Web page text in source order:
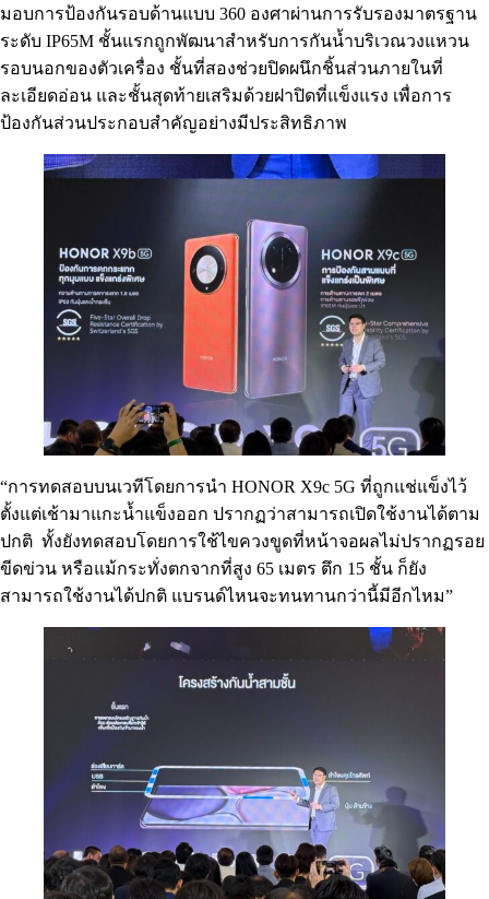
มอบการป้องกันรอบด้านแบบ 360 องศาผ่านการรับรองมาตรฐาน
ระดับ IP65M ชั้นแรกถูกพัฒนาสำหรับการกันน้ำบริเวณวงแหวน
รอบนอกของตัวเครื่อง ชั้นที่สองช่วยปิดผนึกชิ้นส่วนภายในที่
ละเอียดอ่อน และชั้นสุดท้ายเสริมด้วยฝาปิดที่แข็งแรง เพื่อการ
ป้องกันส่วนประกอบสำคัญอย่างมีประสิทธิภาพ
“การทดสอบบนเวทีโดยการนำ HONOR X9c 5G ที่ถูกแช่แข็งไว้
ตั้งแต่เช้ามาแกะน้ำแข็งออก ปรากฏว่าสามารถเปิดใช้งานได้ตาม
ปกติ ทั้งยังทดสอบโดยการใช้ไขควงขูดที่หน้าจอผลไม่ปรากฏรอย
ขีดข่วน หรือแม้กระทั่งตกจากที่สูง 65 เมตร ตึก 15 ชั้น ก็ยัง
สามารถใช้งานได้ปกติ แบรนด์ไหนจะทนทานกว่านี้มีอีกไหม”